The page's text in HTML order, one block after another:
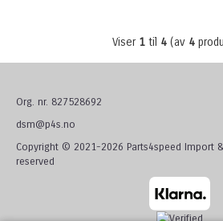
Viser 1til 4(av 4
Org. nr. 827528692
dsm@p4s.no
Copyright © 2021-2026 Parts4speed Import
reserved